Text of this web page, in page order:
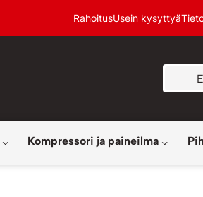
RahoitusUsein kysyttyä
Kompressori ja paineilma